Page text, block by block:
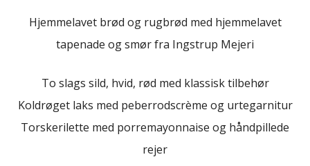
Hjemmelavet brød og rugbrød med hjemmelavet
tapenade og smør fra Ingstrup Mejeri
To slags sild, hvid, rød med klassisk tilbehør
Koldrøget laks med peberrodscrème og urtegarnitur
Torskerilette med porremayonnaise og håndpillede
rejer